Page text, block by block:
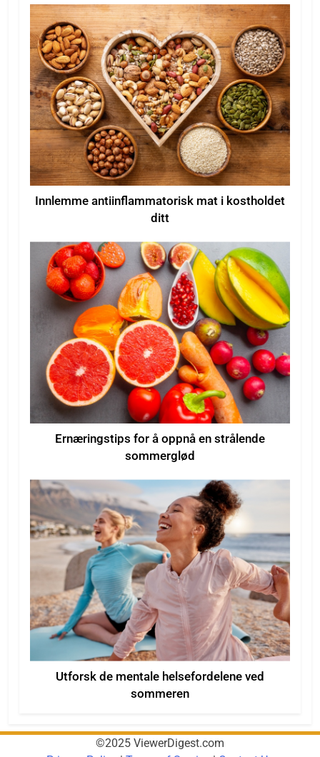
Innlemme antiinflammatorisk mat i kostholdet
ditt
Ernæringstips for å oppnå en strålende
sommerglød
Utforsk de mentale helsefordelene ved
sommeren
©2025 ViewerDigest.com